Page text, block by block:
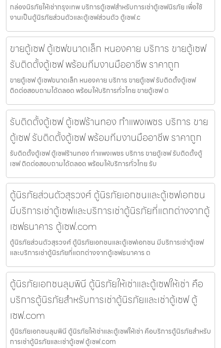
กล่องนิรภัยให้เช่ากรุงเทพ บริการตู้เซฟสำหรับการเช่าตู้เซฟนิรภัย เพื่อใช้
งานเป็นตู้นิรภัยส่วนตัวและตู้เซฟส่วนตัว ตู้เซฟ.c
ขายตู้เซฟ ตู้เซฟขนาดเล็ก หนองคาย บริการ ขายตู้เซฟ
รับติดตั้งตู้เซฟ พร้อมทีมงานมืออาชีพ ราคาถูก
ขายตู้เซฟ ตู้เซฟขนาดเล็ก หนองคาย บริการ ขายตู้เซฟ รับติดตั้งตู้เซฟ
ติดต่อสอบถามได้ตลอด พร้อมให้บริการทั่วไทย ขายตู้เซฟ ต
รับติดตั้งตู้เซฟ ตู้เซฟร้านทอง กำแพงเพชร บริการ ขาย
ตู้เซฟ รับติดตั้งตู้เซฟ พร้อมทีมงานมืออาชีพ ราคาถูก
รับติดตั้งตู้เซฟ ตู้เซฟร้านทอง กำแพงเพชร บริการ ขายตู้เซฟ รับติดตั้งตู้
เซฟ ติดต่อสอบถามได้ตลอด พร้อมให้บริการทั่วไทย รับ
ตู้นิรภัยส่วนตัวสุรวงศ์ ตู้นิรภัยเอกชนและตู้เซฟเอกชน
มีบริการเช่าตู้เซฟและบริการเช่าตู้นิรภัยที่แตกต่างจากตู้
เซฟธนาคาร ตู้เซฟ.com
ตู้นิรภัยส่วนตัวสุรวงศ์ ตู้นิรภัยเอกชนและตู้เซฟเอกชน มีบริการเช่าตู้เซฟ
และบริการเช่าตู้นิรภัยที่แตกต่างจากตู้เซฟธนาคาร ต
ตู้นิรภัยเอกชนลุมพินี ตู้นิรภัยให้เช่าและตู้เซฟให้เช่า คือ
บริการตู้นิรภัยสำหรับการเช่าตู้นิรภัยและเช่าตู้เซฟ ตู้
เซฟ.com
ตู้นิรภัยเอกชนลุมพินี ตู้นิรภัยให้เช่าและตู้เซฟให้เช่า คือบริการตู้นิรภัยสำหรับ
การเช่าตู้นิรภัยและเช่าตู้เซฟ ตู้เซฟ.com